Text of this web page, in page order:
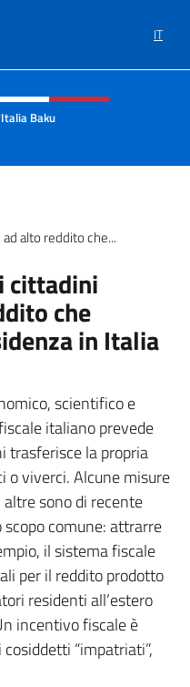
IT
e menù
Baku
alto reddito che...
cittadini
che
in Italia
scientifico e
italiano prevede
trasferisce la propria
o viverci. Alcune misure
sono di recente
comune: attrarre
il sistema fiscale
per il reddito prodotto
residenti all’estero
incentivo fiscale è
“impatriati”,